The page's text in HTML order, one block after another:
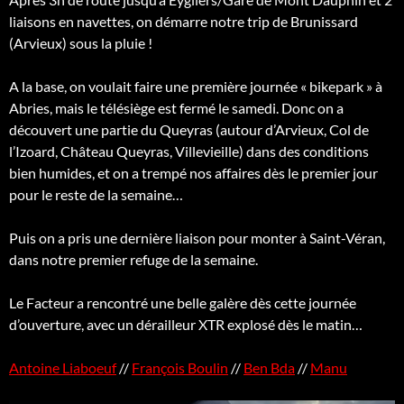
liaisons en navettes, on démarre notre trip de Brunissard
(Arvieux) sous la pluie !
A la base, on voulait faire une première journée « bikepark » à
Abries, mais le télésiège est fermé le samedi. Donc on a
découvert une partie du Queyras (autour d’Arvieux, Col de
l’Izoard, Château Queyras, Villevieille) dans des conditions
bien humides, et on a trempé nosaffaires dès le premier jour
pour le reste de la semaine…
Puis on a pris une dernière liaison pour monter à Saint-Véran,
dans notre premier refuge de la semaine.
Le Facteur a rencontré une belle galère dès cette journée
d’ouverture, avec un dérailleur XTR explosé dès le matin…
Antoine Liaboeuf// François Boulin // Ben Bda // Manu